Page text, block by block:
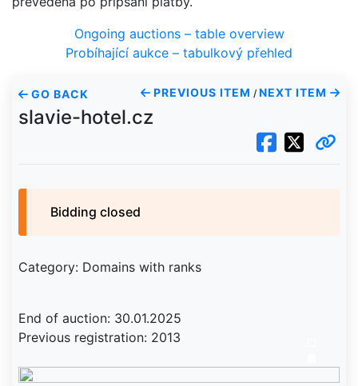
Ongoing auctions – table overview
Probíhající aukce – tabulkový přehled
GO BACK PREVIOUS ITEM / NEXT ITEM
slavie-hotel.cz
Bidding closed
Category: Domains with ranks
End of auction: 30.01.2025
Previous registration: 2013